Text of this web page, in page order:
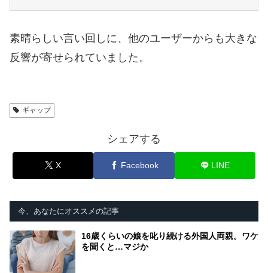
素晴らしい言い回しに、他のユーザーからも大きな
反響が寄せられていました。
ギャップ
シェアする
X Facebook LINE
今、あなたにオススメの記事
16歳くらいの娘を叱り続ける外国人両親。ワケ
を聞くと…マジか